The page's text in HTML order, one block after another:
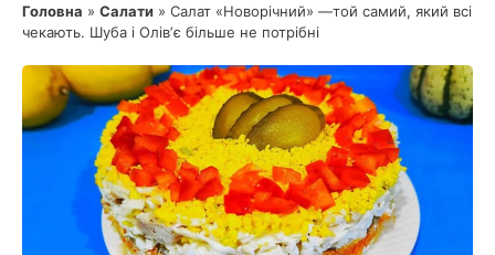
Головна » Салати » Салат «Новорічний» —той самий, який всі
чекають. Шуба і Олівʼє більше не потрібні